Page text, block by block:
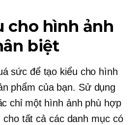
cho hình ảnh
biệt
sức để tạo kiểu cho hình
phẩm của bạn. Sử dụng
chỉ một hình ảnh phù hợp
tất cả các danh mục có